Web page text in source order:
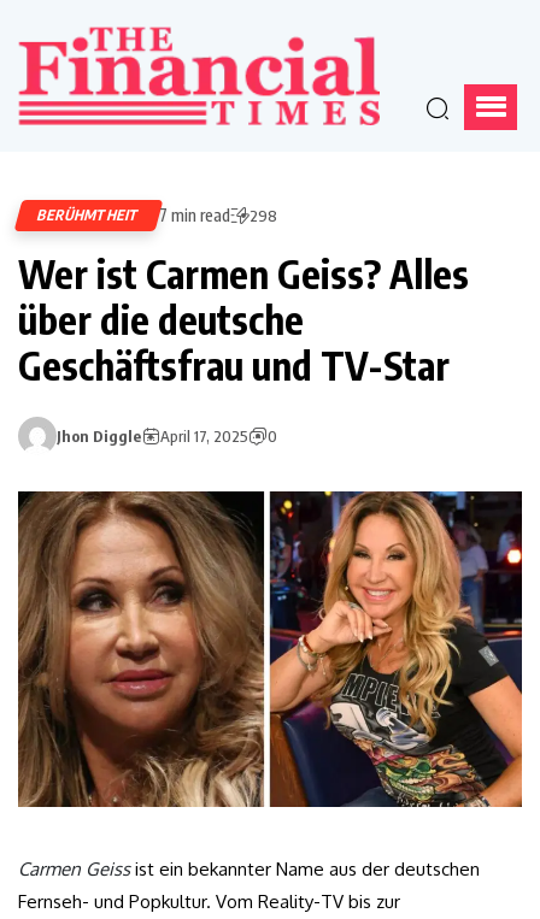
BERÜHMTHEIT 7 min read 298
Wer ist Carmen Geiss? Alles
über die deutsche
Geschäftsfrau und TV-Star
Jhon Diggle April 17, 2025 0
Carmen Geissist ein bekannter Name aus der deutschen
Fernseh- und Popkultur. Vom Reality-TV bis zur